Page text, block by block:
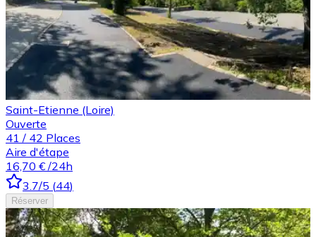
Saint-Etienne (Loire)
Ouverte
41 / 42 Places
Aire d'étape
16,70 € /24h
3.7/5 (44)
Réserver